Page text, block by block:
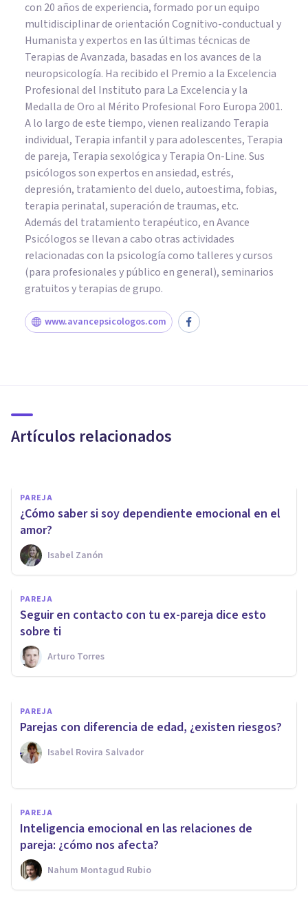
con 20 años de experiencia, formado por un equipo
multidisciplinar de orientación Cognitivo-conductual y
Humanista y expertos en las últimas técnicas de
Terapias de Avanzada, basadas en los avances de la
neuropsicología. Ha recibido el Premio a la Excelencia
Profesional del Instituto para La Excelencia y la
Medalla de Oro al Mérito Profesional Foro Europa 2001.
A lo largo de este tiempo, vienen realizando Terapia
individual, Terapia infantil y para adolescentes, Terapia
de pareja, Terapia sexológica y Terapia On-Line. Sus
psicólogos son expertos en ansiedad, estrés,
depresión, tratamiento del duelo, autoestima, fobias,
terapia perinatal, superación de traumas, etc.
Además del tratamiento terapéutico, en Avance
Psicólogos se llevan a cabo otras actividades
relacionadas con la psicología como talleres y cursos
(para profesionales y público en general), seminarios
gratuitos y terapias de grupo.
www.avancepsicologos.com
Artículos relacionados
hacer
PAREJA
¿Cómo saber si soy dependiente emocional en el
amor?
Isabel Zanón
PAREJA
Seguir en contacto con tu ex-pareja dice esto
sobre ti
Arturo Torres
PAREJA
8 claves para saber si tú eres la
parte negativa en una relación
de pareja
Javier Ares Arranz
PAREJA
Parejas con diferencia de edad, ¿existen riesgos?
Isabel Rovira Salvador
PAREJA
Inteligencia emocional en las relaciones de
pareja: ¿cómo nos afecta?
Nahum Montagud Rubio